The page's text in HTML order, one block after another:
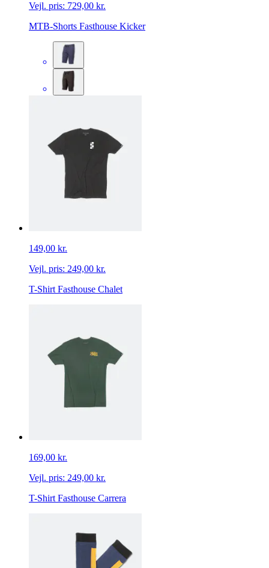
Vejl. pris: 729,00 kr.
MTB-Shorts Fasthouse Kicker
149,00 kr.
Vejl. pris: 249,00 kr.
T-Shirt Fasthouse Chalet
169,00 kr.
Vejl. pris: 249,00 kr.
T-Shirt Fasthouse Carrera